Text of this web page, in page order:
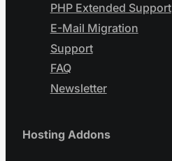
PHP Extended Support
E-Mail Migration
Support
FAQ
Newsletter
Hosting Addons